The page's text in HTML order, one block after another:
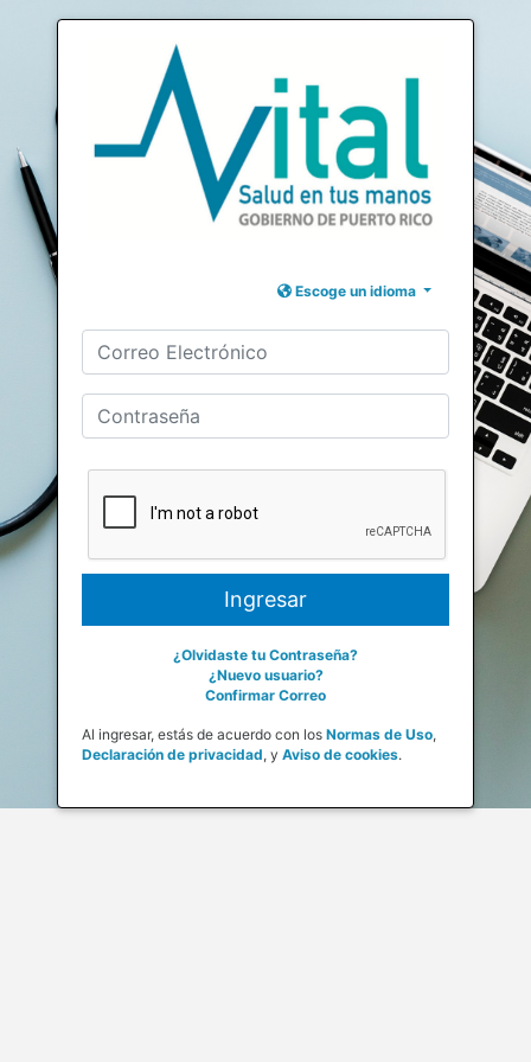
Escoge un idioma
¿Olvidaste tu Contraseña?
¿Nuevo usuario?
Confirmar Correo
Al ingresar, estás de acuerdo con los Normas de Uso,
Declaración de privacidad, y Aviso de cookies.